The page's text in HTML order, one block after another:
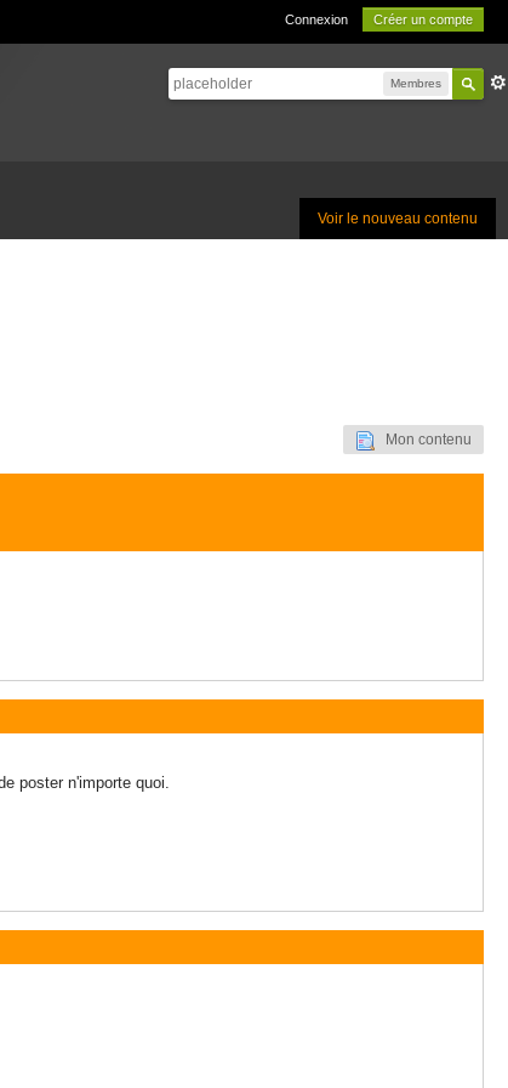
Connexion Créer un compte
Membres
Voir le nouveau contenu
Mon contenu
poster n'importe quoi.